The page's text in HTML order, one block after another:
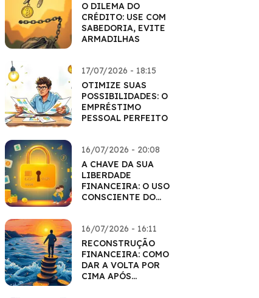
O DILEMA DO
CRÉDITO: USE COM
SABEDORIA, EVITE
ARMADILHAS
17/07/2026 - 18:15
OTIMIZE SUAS
POSSIBILIDADES: O
EMPRÉSTIMO
PESSOAL PERFEITO
16/07/2026 - 20:08
A CHAVE DA SUA
LIBERDADE
FINANCEIRA: O USO
CONSCIENTE DO
16/07/2026 - 16:11
RECONSTRUÇÃO
FINANCEIRA: COMO
DAR A VOLTA POR
CIMA APÓS